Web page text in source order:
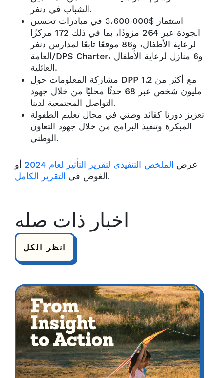
الشباب في دنفر.
استثمار $3،600،000 في مبادرات تحسين
الجودة عبر 264 مزودًا، بما في ذلك 172 مركزًا
لرعاية الأطفال، و86 موقعًا تابعًا لمدارس دنفر
العامة/DPS Charter، و6 منازل لرعاية الأطفال
العائلية.
مشاركة المعلومات حول DPP مع أكثر من 1.2
مليون شخص عبر 68 حدثًا محليًا من خلال جهود
التواصل المجتمعية لدينا.
تعزيز دورنا كقائد وطني في مجال تعليم الطفولة
المبكرة وتنفيذ البرامج من خلال جهود التعاون
الوطني.
عرض الملخص التنفيذي لتقرير التأثير لعام 2024
أو
الغوص في التقرير الكامل .
اخبار ذات صله
انظر الكل